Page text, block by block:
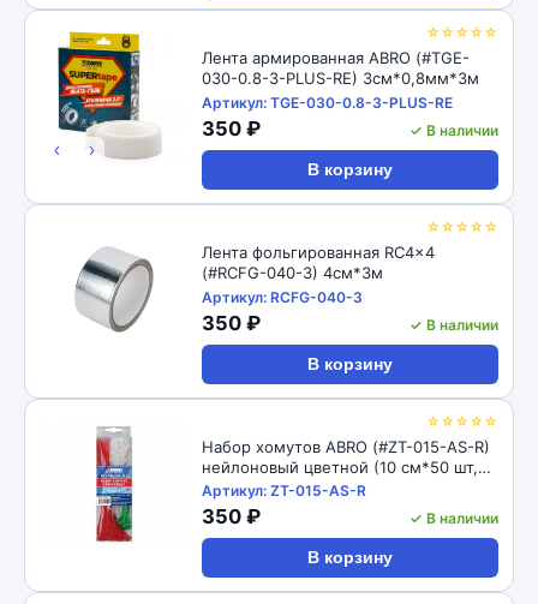
☆☆☆☆☆
‹ ›
Лента армированная ABRO (#TGE-
030-0.8-3-PLUS-RE) 3см*0,8мм*3м
Артикул: TGE-030-0.8-3-PLUS-RE
350 ₽ ✓ В наличии
В корзину
☆☆☆☆☆
Лента фольгированная RC4x4
(#RCFG-040-3) 4см*3м
Артикул: RCFG-040-3
350 ₽ ✓ В наличии
В корзину
☆☆☆☆☆
Набор хомутов ABRO (#ZT-015-AS-R)
нейлоновый цветной (10 см*50 шт,
12 см*50 шт, 20 см*50 шт.)
Артикул: ZT-015-AS-R
350 ₽ ✓ В наличии
В корзину